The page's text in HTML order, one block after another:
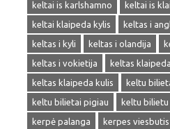
keltai is karlshamno
keltai is
keltai klaipeda kylis
keltas i
keltas i kyli
keltas i olandija
keltas i vokietija
keltas
keltas klaipeda kulis
keltu
keltu bilietai pigiau
keltu bilietu
kerpė palanga
kerpes